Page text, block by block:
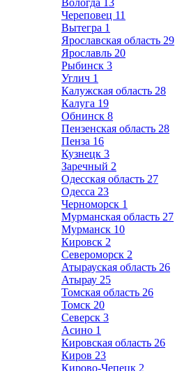
Вологда 13
Череповец 11
Вытегра 1
Ярославская область 29
Ярославль 20
Рыбинск 3
Углич 1
Калужская область 28
Калуга 19
Обнинск 8
Пензенская область 28
Пенза 16
Кузнецк 3
Заречный 2
Одесская область 27
Одесса 23
Черноморск 1
Мурманская область 27
Мурманск 10
Кировск 2
Североморск 2
Атырауская область 26
Атырау 25
Томская область 26
Томск 20
Северск 3
Асино 1
Кировская область 26
Киров 23
Кирово-Чепецк 2